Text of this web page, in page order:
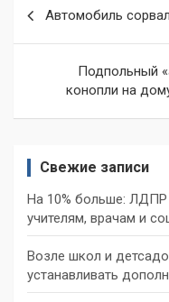
записям
Автомобиль
Подпольный
конопли на
Свежие записи
На 10% больше: ЛДПР
учителям, врачам и
Возле школ и
устанавливать